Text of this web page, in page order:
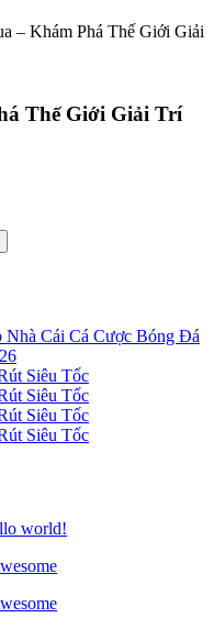
– Khám Phá Thế Giới Giải
Thế Giới Giải Trí
Nhà Cái Cá Cược Bóng Đá
Siêu Tốc
Siêu Tốc
Siêu Tốc
Siêu Tốc
world!